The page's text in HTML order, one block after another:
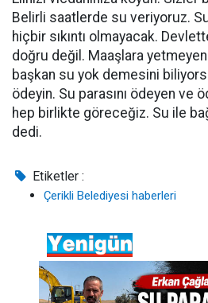
Belirli saatlerde su veriyoruz.
hiçbir sıkıntı olmayacak.
doğru değil. Maaşlara
başkan su yok demesini
ödeyin. Su parasını ödeyen ve
hep birlikte göreceğiz. Su ile
dedi.
Etiketler :
Çerikli Belediyesi haberleri